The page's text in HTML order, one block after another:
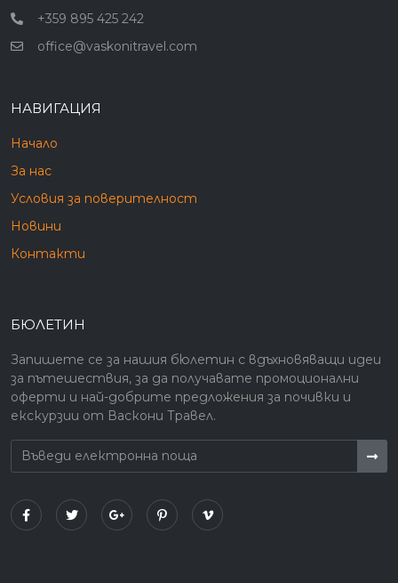
+359 895 425 242
office@vaskonitravel.com
НАВИГАЦИЯ
Начало
За нас
Условия за поверителност
Новини
Контакти
БЮЛЕТИН
Запишете се за нашия бюлетин с вдъхновяващи идеи
за пътешествия, за да получавате промоционални
оферти и най-добрите предложения за почивки и
екскурзии от Васкони Травел.